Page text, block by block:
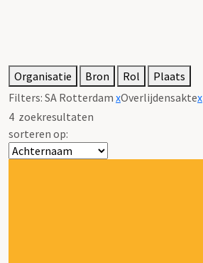
Organisatie Bron Rol
Plaats
Filters: SA Rotterdam xOverlijdensaktex
4 zoekresultaten
sorteren op: